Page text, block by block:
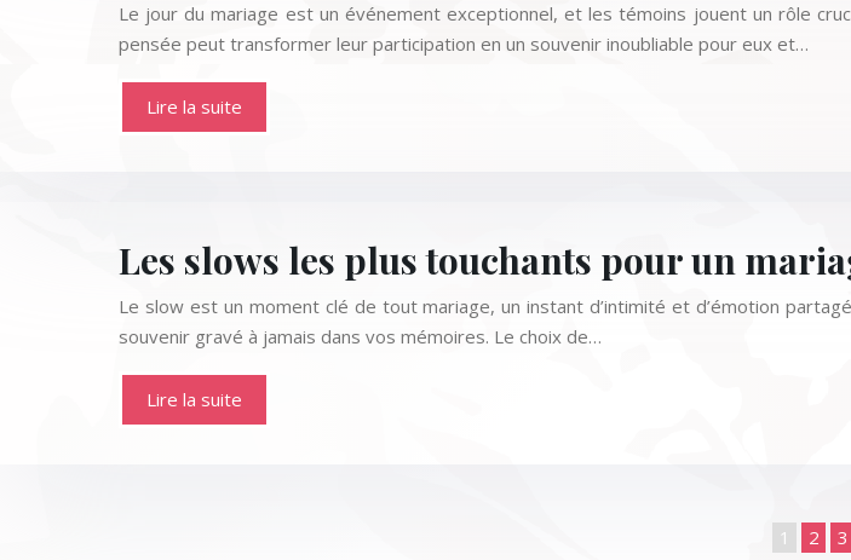
Le jour du mariage est un événement exceptionnel, et les témoins jouent un rôle
pensée peut transformer leur participation en un souvenir inoubliable pour eux et…
Lire la suite
Les slows les plus touchants pour un
Le slow est un moment clé de tout mariage, un instant d’intimité et d’émotion
souvenir gravé à jamais dans vos mémoires. Le choix de…
Lire la suite
1 2 3